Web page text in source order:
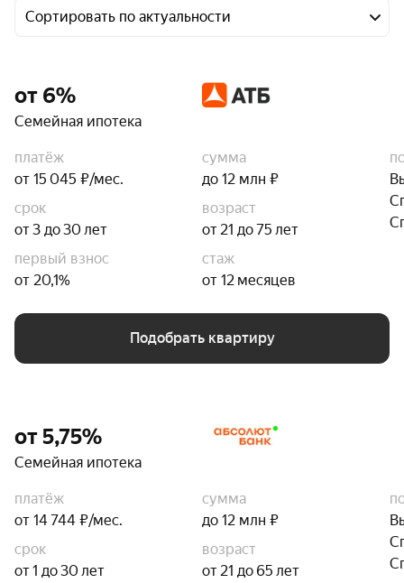
Сортировать по актуальности
от 6%
Семейная ипотека
платёж
от 15 045 ₽/мес.
сумма
до 12 млн ₽
срок
от 3 до 30 лет
возраст
от 21 до 75 лет
первый взнос
от 20,1%
стаж
от 12 месяцев
Подобрать квартиру
от 5,75%
Семейная ипотека
платёж
от 14 744 ₽/мес.
сумма
до 12 млн ₽
срок
от 1 до 30 лет
возраст
от 21 до 65 лет